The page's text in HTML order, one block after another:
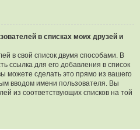
в списках моих друзей и
в свой список двумя способами. В
ссылка для его добавления в список
можете сделать это прямо из вашего
вводом имени пользователя. Вы
из соответствующих списков на той